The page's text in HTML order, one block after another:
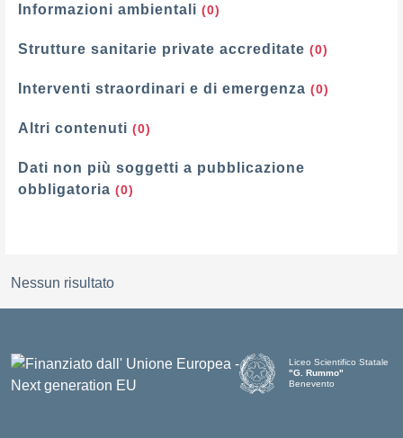
Informazioni ambientali (0)
Strutture sanitarie private accreditate (0)
Interventi straordinari e di emergenza (0)
Altri contenuti (0)
Dati non più soggetti a pubblicazione
obbligatoria (0)
Nessun risultato
Liceo Scientifico Statale
"G. Rummo"
Benevento